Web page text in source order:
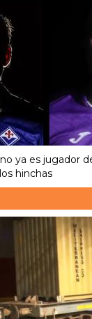
ya es jugador
hinchas